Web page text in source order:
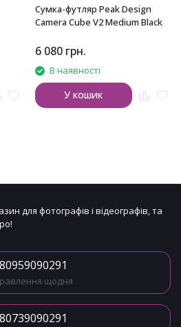
Сумка-футляр Peak Design
Camera Cube V2 Medium Black
6 080 грн.
В наявності
У кошик
для фотографів і відеографів, та
щодня